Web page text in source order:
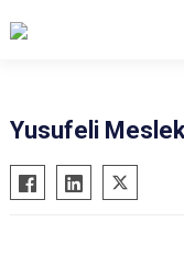
Ardanuç
Arhavi
Yusufeli